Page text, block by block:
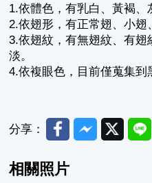
1.依體色，有乳白、黃褐、
2.依翅形，有正常翅、小翅
3.依翅紋，有無翅紋、有
淡。
4.依複眼色，目前僅蒐集到
分享： FacebookMessenger
TwitterLine
相關照片